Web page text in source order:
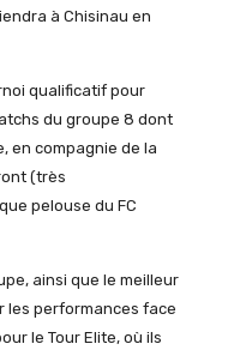
à Chisinau en
qualificatif pour
du groupe 8 dont
en compagnie de la
(très
pelouse du FC
ainsi que le meilleur
les performances face
le Tour Elite, où ils